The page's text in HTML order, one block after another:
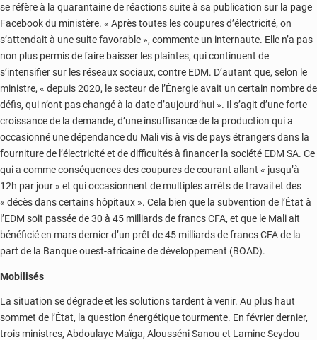
se réfère à la quarantaine de réactions suite à sa publication sur la page
Facebook du ministère. « Après toutes les coupures d’électricité, on
s’attendait à une suite favorable », commente un internaute. Elle n’a pas
non plus permis de faire baisser les plaintes, qui continuent de
s’intensifier sur les réseaux sociaux, contre EDM. D’autant que, selon le
ministre, « depuis 2020, le secteur de l’Énergie avait un certain nombre de
défis, qui n’ont pas changé à la date d’aujourd’hui ». Il s’agit d’une forte
croissance de la demande, d’une insuffisance de la production qui a
occasionné une dépendance du Mali vis à vis de pays étrangers dans la
fourniture de l’électricité et de difficultés à financer la société EDM SA. Ce
qui a comme conséquences des coupures de courant allant « jusqu’à
12h par jour » et qui occasionnent de multiples arrêts de travail et des
« décès dans certains hôpitaux ». Cela bien que la subvention de l’État à
l’EDM soit passée de 30 à 45 milliards de francs CFA, et que le Mali ait
bénéficié en mars dernier d’un prêt de 45 milliards de francs CFA de la
part de la Banque ouest-africaine de développement (BOAD).
Mobilisés
La situation se dégrade et les solutions tardent à venir. Au plus haut
sommet de l’État, la question énergétique tourmente. En février dernier,
trois ministres, Abdoulaye Maïga, Alousséni Sanou et Lamine Seydou